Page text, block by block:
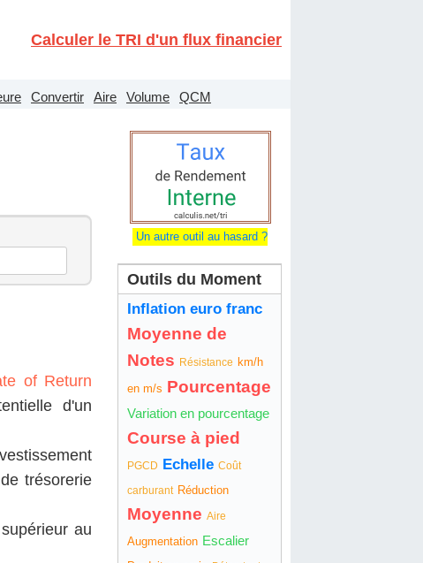
Calculer le TRI d'un flux financier
Convertir Aire Volume QCM
of Return
d'un
trésorerie
au
Un autre outil au hasard ?
Outils du Moment
Inflation euro franc
Moyenne de
Notes Résistance km/h
en m/s Pourcentage
Variation en pourcentage
Course à pied
PGCD Echelle Coût
carburant Réduction
Moyenne Aire
Augmentation Escalier